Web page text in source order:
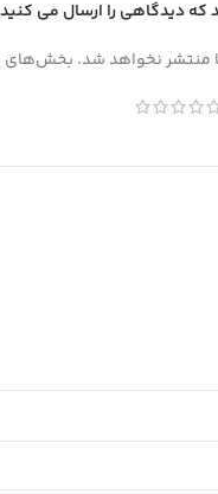
که دیدگاهی را ارسال می
منتشر نخواهد شد. بخش‌های